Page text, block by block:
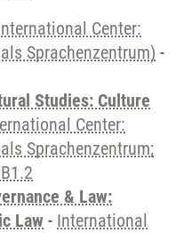
Center:
Sprachenzentrum) -
Studies: Culture
Center:
Sprachenzentrum;
& Law:
Law - International